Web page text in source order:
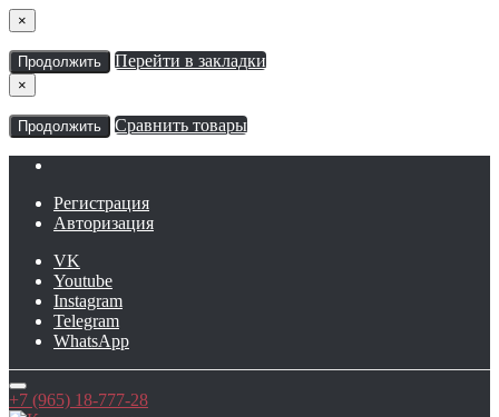
×
Продолжить Перейти в закладки
×
Продолжить Сравнить товары
Регистрация
Авторизация
VK
Youtube
Instagram
Telegram
WhatsApp
+7 (965) 18-777-28